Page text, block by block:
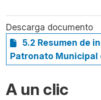
Descarga documento
5.2 Resumen de
Patronato Municipal
A un clic